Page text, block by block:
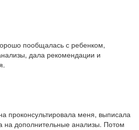
пообщалась с ребенком,
дала рекомендации и
проконсультировала меня, выписала
на дополнительные анализы. Потом